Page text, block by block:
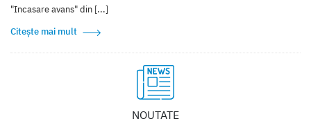
"Incasare avans" din [...]
Citește mai mult
NOUTATE